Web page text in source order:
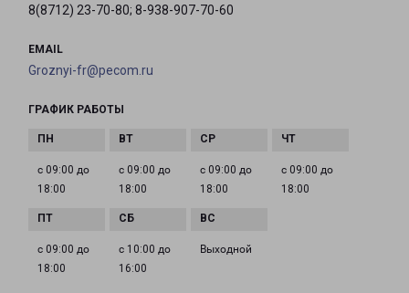
8(8712) 23-70-80; 8-938-907-70-60
EMAIL
Groznyi-fr@pecom.ru
ГРАФИК РАБОТЫ
с 09:00 до
18:00
с 09:00 до
18:00
с 09:00 до
18:00
с 09:00 до
18:00
с 09:00 до
18:00
с 10:00 до
16:00
Выходной